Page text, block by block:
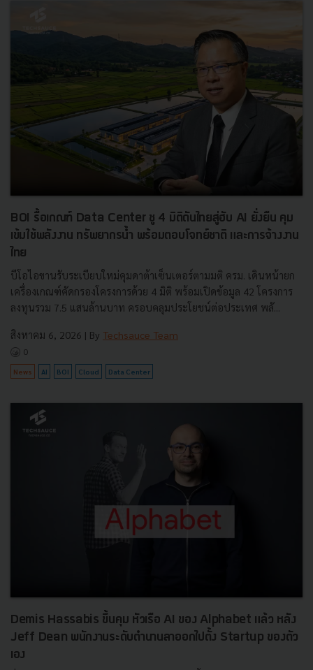
BOI รื้อเกณฑ์ Data Center ชู 4 มิติดันไทยสู่ฮับ AI ยั่งยืน คุม
เข้มใช้พลังงาน ทรัพยากรน้ำ พร้อมตอบโจทย์ชาติ และการจ้างงาน
ไทย
บีโอไอขานรับระเบียบใหม่คุมดาต้าเซ็นเตอร์ตามมติ ครม. เดินหน้ายก
เครื่องเกณฑ์คัดกรองโครงการด้วย 4 มิติ พร้อมเปิดข้อมูล 42 โครงการ
ลงทุนรวม 7.5 แสนล้านบาท ครอบคลุมประโยชน์ต่อประเทศ พลั...
สิงหาคม 6, 2026 | By Techsauce Team
0
News AI BOI Cloud Data Center
Demis Hassabis ขึ้นคุม หัวเรือ AI ของ Alphabet แล้ว หลัง
Jeff Dean พนักงานระดับตำนานลาออกไปตั้ง Startup ของตัว
เอง